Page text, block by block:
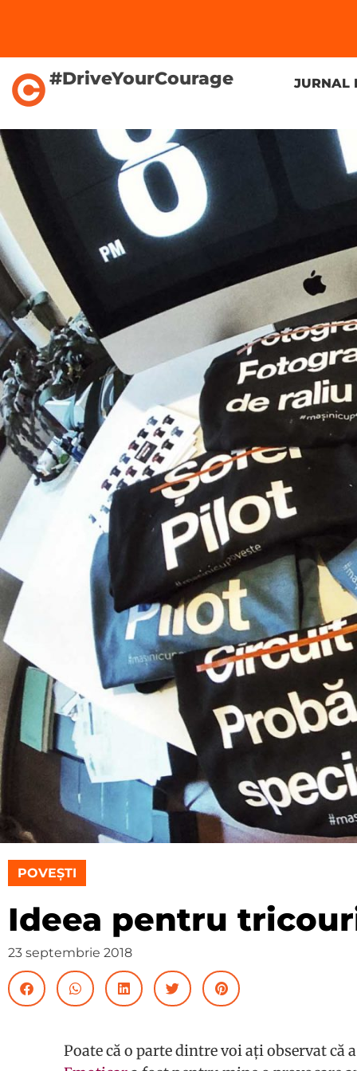
#DriveYourCourage JURNAL
POVEȘTI
Ideea pentru
23 septembrie 2018
Poate că o parte dintre voi ați observat